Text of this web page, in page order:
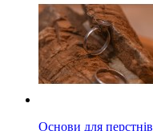
Основи для перстнів